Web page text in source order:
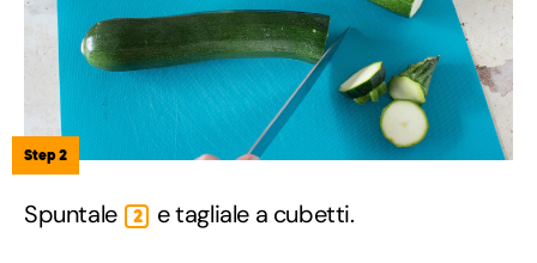
Step 2
Spuntale 2 e tagliale a cubetti.